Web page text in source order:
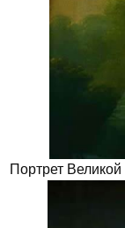
Портрет